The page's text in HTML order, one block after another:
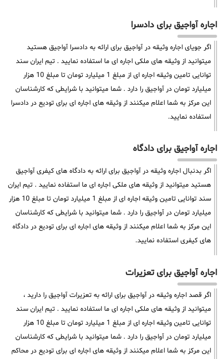
اجاره آواجیق برای دادسرا
اگر جویای اجاره وثیقه در آواجیق برای ارائه به دادسرا آواجیق هستید
میتوانید از وثیقه های ملکی اجاره ای ما استفاده نمایید . تیم ایران سند
توانایی تامین وثیقه اجاره ای از مبلغ 1 میلیارد تومان تا مبلغ 10 هزار
میلیارد تومان در آواجیق را دارد . شما میتوانید با شرایطی که کارشناسان
این مرکز به شما اعلام میکنند از وثیقه های اجاره ای برای تودیع در دادسرا
استفاده نمایید.
اجاره آواجیق برای دادگاه
اگر بدنبال اجاره وثیقه در آواجیق برای ارائه به دادگاه های کیفری آواجیق
هستید میتوانید از وثیقه های ملکی اجاره ای ما استفاده نمایید . تیم ایران
سند توانایی تامین وثیقه اجاره ای از مبلغ 1 میلیارد تومان تا مبلغ 10 هزار
میلیارد تومان در آواجیق را دارد . شما میتوانید با شرایطی که کارشناسان
این مرکز به شما اعلام میکنند از وثیقه های اجاره ای برای تودیع در دادگاه
های کیفری استفاده نمایید.
اجاره آواجیق برای تعزیرات
اگر قصد اجاره وثیقه در آواجیق برای ارائه به تعزیرات آواجیق را دارید ،
میتوانید از وثیقه های ملکی اجاره ای ما استفاده نمایید . تیم ایران سند
توانایی تامین وثیقه اجاره ای از مبلغ 1 میلیارد تومان تا مبلغ 10 هزار
میلیارد تومان در آواجیق را دارد . شما میتوانید با شرایطی که کارشناسان
این مرکز به شما اعلام میکنند از وثیقه های اجاره ای برای تودیع در محاکم